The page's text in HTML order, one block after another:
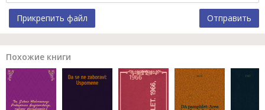
Прикрепить файл Отправить
Похожие книги